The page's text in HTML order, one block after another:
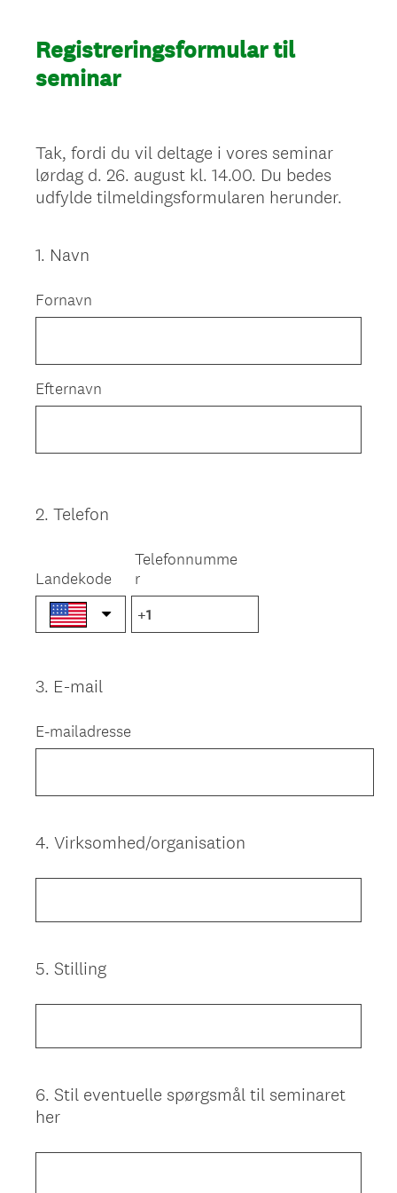
Registreringsformular til
seminar
Tak, fordi du vil deltage i vores seminar
lørdag d. 26. august kl. 14.00. Du bedes
udfylde tilmeldingsformularen herunder.
Question
1. Navn
Fornavn
Efternavn
Question
2. Telefon
Landekode
Telefonnumme
r
Question
3. E-mail
E-mailadresse
Question
4. Virksomhed/organisation
Question
5. Stilling
Question
Title
6. Stil eventuelle spørgsmål til seminaret
her